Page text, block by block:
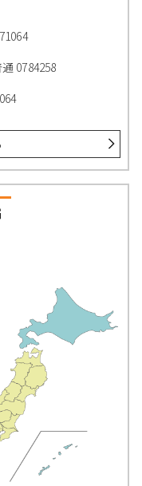
0784258